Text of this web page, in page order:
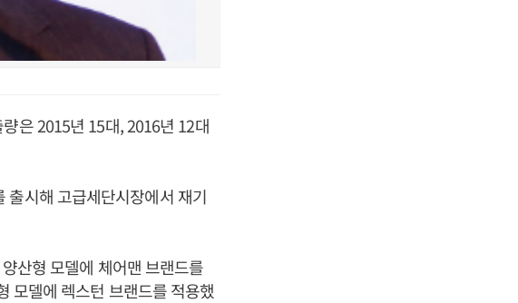
은 2015년 15대, 2016년 12대
출시해 고급세단시장에서 재기
산형 모델에 체어맨 브랜드를
모델에 렉스턴 브랜드를 적용했